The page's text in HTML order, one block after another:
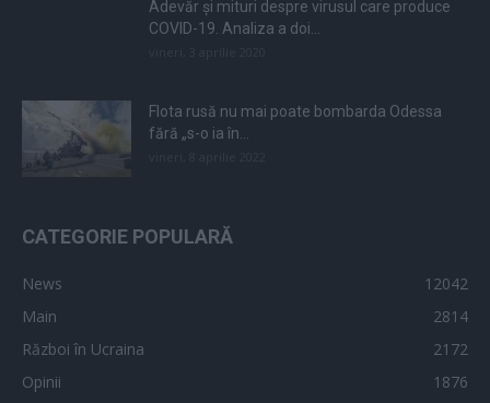
Adevăr și mituri despre virusul care produce
COVID-19. Analiza a doi...
Flota rusă nu mai poate bombarda Odessa
fără „s-o ia în...
CATEGORIE POPULARĂ
News
12042
Main
2814
Război în Ucraina
2172
Opinii
1876